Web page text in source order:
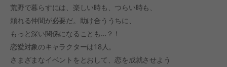
荒野で暮らすには、楽しい時も、つらい時も、
頼れる仲間が必要だ。助け合ううちに、
もっと深い関係になることも…？！
恋愛対象のキャラクターは18人。
さまざまなイベントをとおして、恋を成就させよう